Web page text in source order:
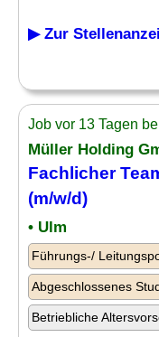
▶ Zur
Job vor 13 Tagen
Müller Holding
Fachlicher
(m/w/d)
• Ulm
Führungs-/
Abgeschlossenes
Betriebliche